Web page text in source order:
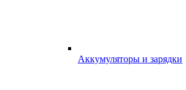
Аккумуляторы и зарядки